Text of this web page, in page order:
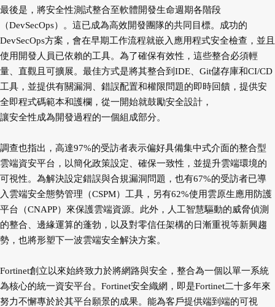
最後是，將安全性測試整合至軟體開發生命週期各階段
（DevSecOps）。這已成為高效開發團隊的共同目標。成功的
DevSecOps方案，會在早期工作流程就嵌入應用程式安全檢查，並且
使用開發人員已依賴的工具。為了確保有效性，這些整合必須輕
量、直觀且可擴展。最佳方式是將其整合到IDE、Git儲存庫和CI/CD
工具，並提供有關漏洞、錯誤配置和權限問題的即時回饋，提供安
全即程式碼範本和護欄，從一開始就鼓勵安全設計，
讓安全性成為開發過程的一個組成部分。
調查也指出，高達97%的受訪者表示偏好具備集中式介面的整合型
雲端資安平台，以簡化政策設定、確保一致性，並提升雲端環境的
可視性。為解決設定錯誤與合規漏洞問題，也有67%的受訪者已導
入雲端安全態勢管理（CSPM）工具，另有62%使用雲原生應用防護
平台（CNAPP）來保護雲端資源。此外，人工智慧驅動的威脅偵測
的整合、邊緣運算的蓬勃，以及對零信任架構的日漸重視等新興趨
勢，也將形塑下一波雲端安全解決方案。
Fortinet創立以來始終致力於將網路與安全，整合為一個以單一系統
為核心的統一資安平台。Fortinet安全織網，即是Fortinet二十多年來
努力不懈專於於其平台願景的成果。能為客戶提供端到端的可視